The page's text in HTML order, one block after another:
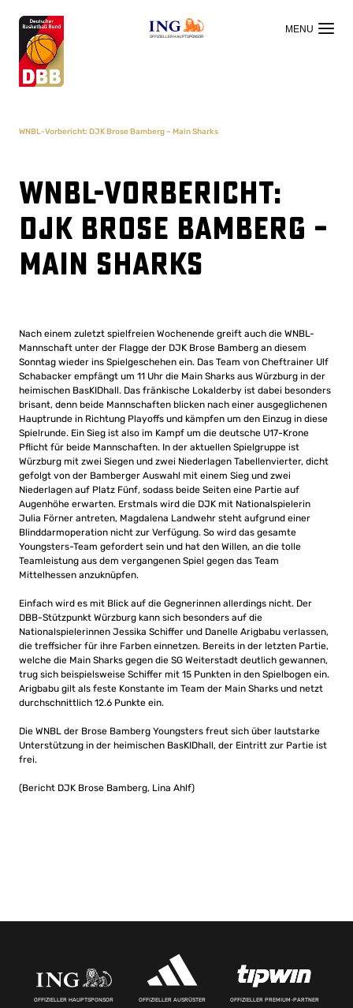
OFFIZIELLER HAUPTSPONSOR
WNBL-Vorbericht: DJK Brose Bamberg – Main Sharks
WNBL-Vorbericht:
DJK Brose Bamberg –
Main Sharks
Nach einem zuletzt spielfreien Wochenende greift auch die WNBL-
Mannschaft unter der Flagge der DJK Brose Bamberg an diesem
Sonntag wieder ins Spielgeschehen ein. Das Team von Cheftrainer Ulf
Schabacker empfängt um 11 Uhr die Main Sharks aus Würzburg in der
heimischen BasKIDhall. Das fränkische Lokalderby ist dabei besonders
brisant, denn beide Mannschaften blicken nach einer ausgeglichenen
Hauptrunde in Richtung Playoffs und kämpfen um den Einzug in diese
Spielrunde. Ein Sieg ist also im Kampf um die deutsche U17-Krone
Pflicht für beide Mannschaften. In der aktuellen Spielgruppe ist
Würzburg mit zwei Siegen und zwei Niederlagen Tabellenvierter, dicht
gefolgt von der Bamberger Auswahl mit einem Sieg und zwei
Niederlagen auf Platz Fünf, sodass beide Seiten eine Partie auf
Augenhöhe erwarten. Erstmals wird die DJK mit Nationalspielerin
Julia Förner antreten, Magdalena Landwehr steht aufgrund einer
Blinddarmoperation nicht zur Verfügung. So wird das gesamte
Youngsters-Team gefordert sein und hat den Willen, an die tolle
Teamleistung aus dem vergangenen Spiel gegen das Team
Mittelhessen anzuknüpfen.
Einfach wird es mit Blick auf die Gegnerinnen allerdings nicht. Der
DBB-Stützpunkt Würzburg kann sich besonders auf die
Nationalspielerinnen Jessika Schiffer und Danelle Arigbabu verlassen,
die treffsicher für ihre Farben einnetzen. Bereits in der letzten Partie,
welche die Main Sharks gegen die SG Weiterstadt deutlich gewannen,
trug sich beispielsweise Schiffer mit 15 Punkten in den Spielbogen ein.
Arigbabu gilt als feste Konstante im Team der Main Sharks und netzt
durchschnittlich 12.6 Punkte ein.
Die WNBL der Brose Bamberg Youngsters freut sich über lautstarke
Unterstützung in der heimischen BasKIDhall, der Eintritt zur Partie ist
frei.
(Bericht DJK Brose Bamberg, Lina Ahlf)
OFFIZIELLER HAUPTSPONSOR OFFIZIELLER AUSRÜSTER OFFIZIELLER PREMIUM-PARTNER